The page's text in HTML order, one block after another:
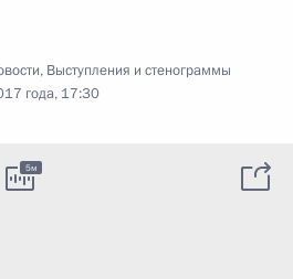
, Выступления и стенограммы
года, 17:30
5м